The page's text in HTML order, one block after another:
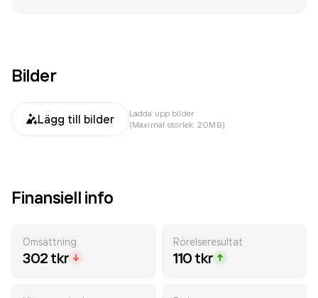
Bilder
Lägg till bilder
Ladda upp bilder
(Maximal storlek: 20MB)
Finansiell info
Omsättning
302 tkr
Rörelseresultat
110 tkr